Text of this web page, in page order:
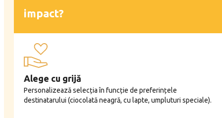
impact?
Alege cu grijă
Personalizează selecția în funcție de preferințele
destinatarului (ciocolată neagră, cu lapte, umpluturi speciale).